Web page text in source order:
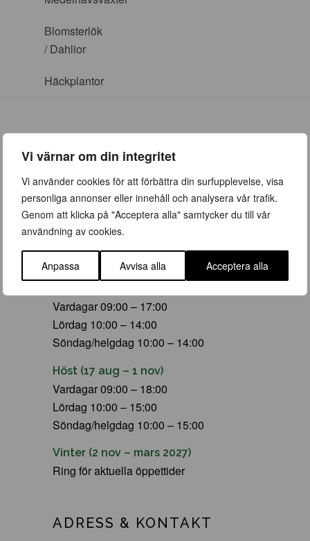
Vi värnar om din integritet
Vi använder cookies för att förbättra din surfupplevelse, visa
personliga annonser eller innehåll och analysera vår trafik.
Genom att klicka på "Acceptera alla" samtycker du till vår
användning av cookies.
Anpassa Avvisa alla Acceptera alla
Blomsterlök
/ Dahlior
Häckplantor
ÖPPETTIDER
Vår (23 mars – 28 juni)
Vardagar 09:00 – 19:00
Lördag 10:00 – 16:00
Söndag/helgdag 10:00 – 16:00
Vardagar 09:00 – 17:00
Lördag 10:00 – 14:00
Söndag/helgdag 10:00 – 14:00
Höst (17 aug – 1 nov)
Vardagar 09:00 – 18:00
Lördag 10:00 – 15:00
Söndag/helgdag 10:00 – 15:00
Vinter (2 nov – mars 2027)
Ring för aktuella öppettider
ADRESS & KONTAKT